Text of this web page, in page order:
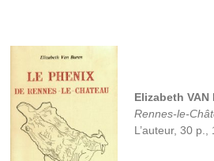
Elizabeth VAN
Rennes-le-
L’auteur, 30 p.,